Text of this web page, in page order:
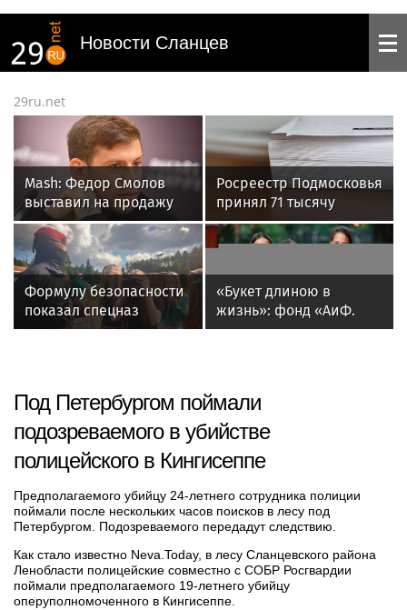
Новости Сланцев
29ru.net
Mash: Федор Смолов
выставил на продажу
квартиру в элитном ЖК
за 150 миллионов
Росреестр Подмосковья
принял 71 тысячу
заявок на регистрацию
ипотеки за полгода
Формулу безопасности
показал спецназ
Росгвардии юным
«Букет длиною в
жизнь»: фонд «АиФ.
Доброе сердце»
Под Петербургом поймали
подозреваемого в убийстве
полицейского в Кингисеппе
Предполагаемого убийцу 24-летнего сотрудника полиции
поймали после нескольких часов поисков в лесу под
Петербургом. Подозреваемого передадут следствию.
Как стало известно Neva.Today, в лесу Сланцевского района
Ленобласти полицейские совместно с СОБР Росгвардии
поймали предполагаемого 19-летнего убийцу
оперуполномоченного в Кингисеппе.